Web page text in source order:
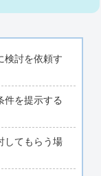
検討を依頼す
件を提示する
してもらう場